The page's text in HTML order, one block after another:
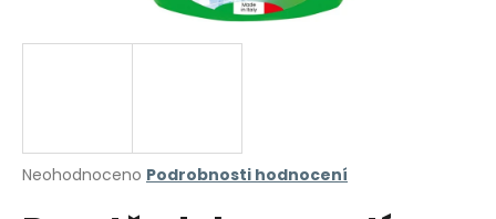
Průměrné
Neohodnoceno Podrobnosti hodnocení
j
?